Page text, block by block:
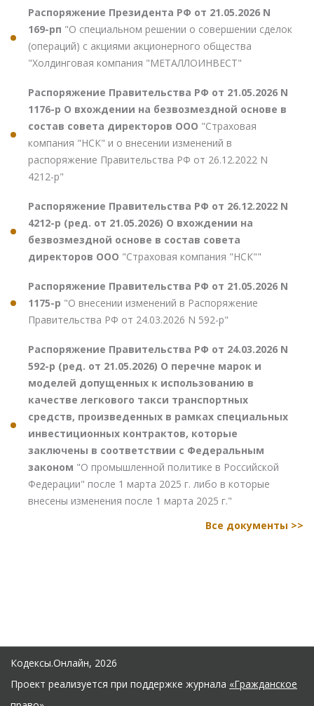
Распоряжение Президента РФ от 21.05.2026 N
169-рп "О специальном решении о совершении сделок
(операций) с акциями акционерного общества
"Холдинговая компания "МЕТАЛЛОИНВЕСТ"
Распоряжение Правительства РФ от 21.05.2026 N
1176-р О вхождении на безвозмездной основе в
состав совета директоров ООО "Страховая
компания "НСК" и о внесении изменений в
распоряжение Правительства РФ от 26.12.2022 N
4212-р"
Распоряжение Правительства РФ от 26.12.2022 N
4212-р (ред. от 21.05.2026) О вхождении на
безвозмездной основе в состав совета
директоров ООО "Страховая компания "НСК""
Распоряжение Правительства РФ от 21.05.2026 N
1175-р "О внесении изменений в Распоряжение
Правительства РФ от 24.03.2026 N 592-р"
Распоряжение Правительства РФ от 24.03.2026 N
592-р (ред. от 21.05.2026) О перечне марок и
моделей допущенных к использованию в
качестве легкового такси транспортных
средств, произведенных в рамках специальных
инвестиционных контрактов, которые
заключены в соответствии с Федеральным
законом "О промышленной политике в Российской
Федерации" после 1 марта 2025 г. либо в которые
внесены изменения после 1 марта 2025 г."
Все документы >>
Кодексы.Онлайн, 2026
Проект реализуется при поддержке журнала «Гражданское